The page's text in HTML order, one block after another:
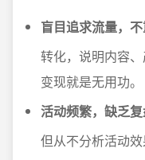
盲目追求流量，不
转化，说明内容
变现就是无用功。
活动频繁，缺乏复
但从不分析活动效